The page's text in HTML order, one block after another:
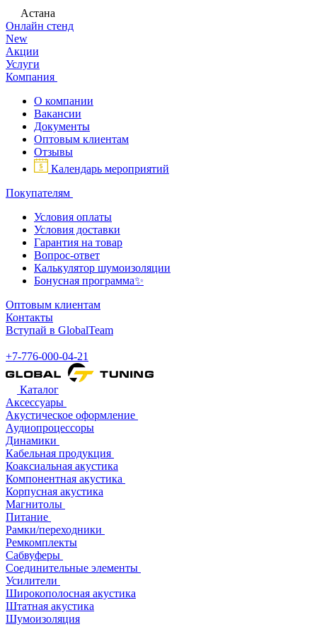
Астана
Онлайн стенд
New
Акции
Услуги
Компания
О компании
Вакансии
Документы
Оптовым клиентам
Отзывы
Календарь мероприятий
Покупателям
Условия оплаты
Условия доставки
Гарантия на товар
Вопрос-ответ
Калькулятор шумоизоляции
Бонусная программа✨
Оптовым клиентам
Контакты
Вступай в GlobalTeam
+7-776-000-04-21
Каталог
Аксессуары
Акустическое оформление
Аудиопроцессоры
Динамики
Кабельная продукция
Коаксиальная акустика
Компонентная акустика
Корпусная акустика
Магнитолы
Питание
Рамки/переходники
Ремкомплекты
Сабвуферы
Соединительные элементы
Усилители
Широкополосная акустика
Штатная акустика
Шумоизоляция